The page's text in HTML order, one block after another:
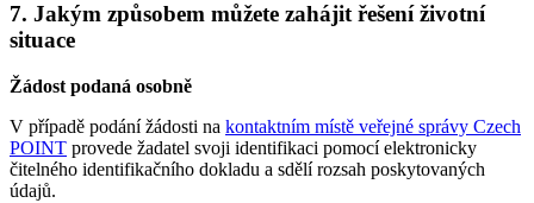
7. Jakým způsobem můžete zahájit řešení životní
situace
Žádost podaná osobně
V případě podání žádosti na kontaktním místě veřejné správy Czech
POINT provede žadatel svoji identifikaci pomocí elektronicky
čitelného identifikačního dokladu a sdělí rozsah poskytovaných
údajů.